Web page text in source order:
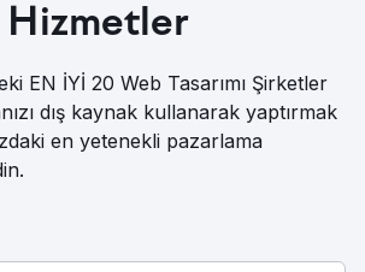
Hizmetler
EN İYİ 20 Web Tasarımı Şirketler
dış kaynak kullanarak yaptırmak
en yetenekli pazarlama